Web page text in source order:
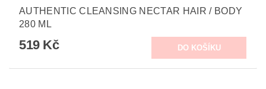
AUTHENTIC CLEANSING NECTAR HAIR / BODY
280 ML
519 Kč